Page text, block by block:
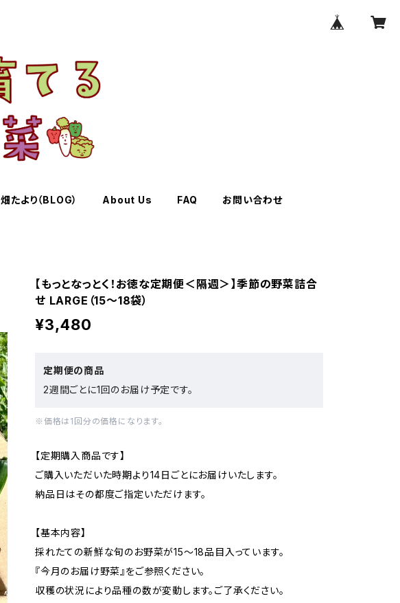
畑たより（BLOG） About Us FAQ お問い合わせ
【もっとなっとく！お徳な定期便＜隔週＞】季節の野菜詰合
せ LARGE（15～18袋）
¥3,480
定期便の商品
2週間ごとに1回のお届け予定です。
※価格は1回分の価格になります。
【定期購入商品です】
ご購入いただいた時期より14日ごとにお届けいたします。
納品日はその都度ご指定いただけます。
【基本内容】
採れたての新鮮な旬のお野菜が15〜18品目入っています。
『今月のお届け野菜』をご参照ください。
収穫の状況により品種の数が変動します。ご了承ください。